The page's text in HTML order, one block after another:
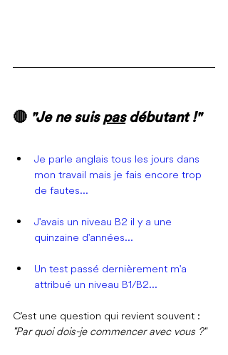
🔴 "Je ne suis pas débutant !"
Je parle anglais tous les jours dans
mon travail mais je fais encore trop
de fautes...
J'avais un niveau B2 il y a une
quinzaine d'années...
Un test passé dernièrement m'a
attribué un niveau B1/B2...
C'est une question qui revient souvent :
"Par quoi dois-je commencer avec vous ?"